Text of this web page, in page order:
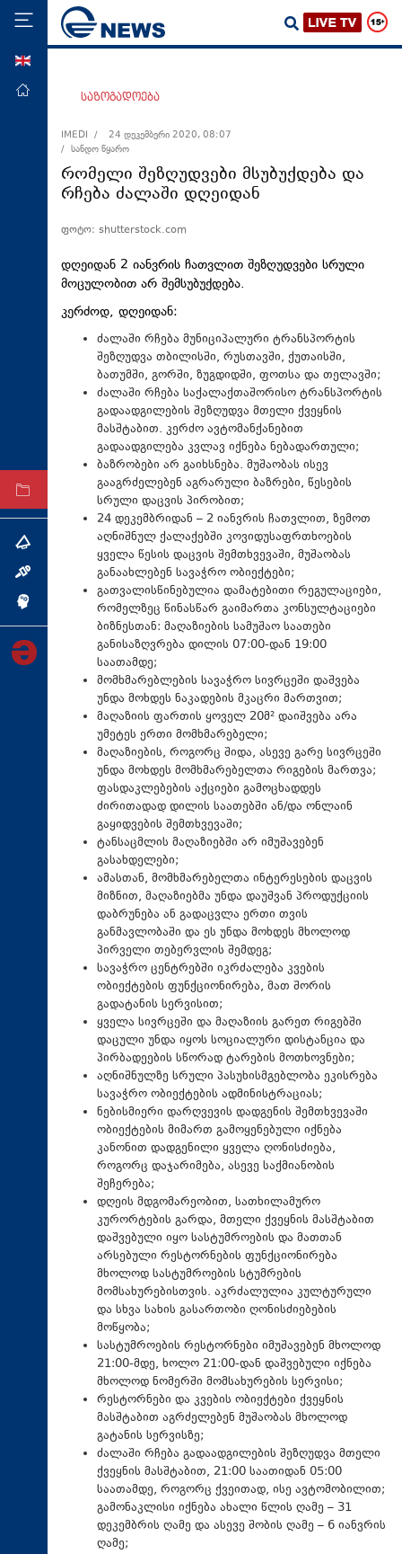
მთავარი
ეკონომიკა
მსოფლიო
სამართალი
ტექნოლოგიები
ტაბლოიდი
ინქვიზიცია
საზოგადოება
IMEDI /
24 დეკემბერი 2020, 08:07
/ სანდო წყარო
რომელი შეზღუდვები მსუბუქდება და
რჩება ძალაში დღეიდან
ფოტო: shutterstock.com
დღეიდან 2 იანვრის ჩათვლით შეზღუდვები სრული
მოცულობით არ შემსუბუქდება.
კერძოდ, დღეიდან:
ძალაში რჩება მუნიციპალური ტრანსპორტის
შეზღუდვა თბილისში, რუსთავში, ქუთაისში,
ბათუმში, გორში, ზუგდიდში, ფოთსა და თელავში;
ძალაში რჩება საქალაქთაშორისო ტრანსპორტის
გადაადგილების შეზღუდვა მთელი ქვეყნის
მასშტაბით. კერძო ავტომანქანებით
გადაადგილება კვლავ იქნება ნებადართული;
ბაზრობები არ გაიხსნება. მუშაობას ისევ
გააგრძელებენ აგრარული ბაზრები, წესების
სრული დაცვის პირობით;
24 დეკემბრიდან – 2 იანვრის ჩათვლით, ზემოთ
აღნიშნულ ქალაქებში კოვიდუსაფრთხოების
ყველა წესის დაცვის შემთხვევაში, მუშაობას
განაახლებენ სავაჭრო ობიექტები;
გათვალისწინებულია დამატებითი რეგულაციები,
რომელზეც წინასწარ გაიმართა კონსულტაციები
ბიზნესთან: მაღაზიების სამუშაო საათები
განისაზღვრება დილის 07:00-დან 19:00
საათამდე;
მომხმარებლების სავაჭრო სივრცეში დაშვება
უნდა მოხდეს ნაკადების მკაცრი მართვით;
მაღაზიის ფართის ყოველ 20მ² დაიშვება არა
უმეტეს ერთი მომხმარებელი;
მაღაზიების, როგორც შიდა, ასევე გარე სივრცეში
უნდა მოხდეს მომხმარებელთა რიგების მართვა;
ფასდაკლებების აქციები გამოცხადდეს
ძირითადად დილის საათებში ან/და ონლაინ
გაყიდვების შემთხვევაში;
ტანსაცმლის მაღაზიებში არ იმუშავებენ
გასახდელები;
ამასთან, მომხმარებელთა ინტერესების დაცვის
მიზნით, მაღაზიებმა უნდა დაუშვან პროდუქციის
დაბრუნება ან გადაცვლა ერთი თვის
განმავლობაში და ეს უნდა მოხდეს მხოლოდ
პირველი თებერვლის შემდეგ;
სავაჭრო ცენტრებში იკრძალება კვების
ობიექტების ფუნქციონირება, მათ შორის
გადატანის სერვისით;
ყველა სივრცეში და მაღაზიის გარეთ რიგებში
დაცული უნდა იყოს სოციალური დისტანცია და
პირბადეების სწორად ტარების მოთხოვნები;
აღნიშნულზე სრული პასუხისმგებლობა ეკისრება
სავაჭრო ობიექტების ადმინისტრაციას;
ნებისმიერი დარღვევის დადგენის შემთხვევაში
ობიექტების მიმართ გამოყენებული იქნება
კანონით დადგენილი ყველა ღონისძიება,
როგორც დაჯარიმება, ასევე საქმიანობის
შეჩერება;
დღეის მდგომარეობით, სათხილამურო
კურორტების გარდა, მთელი ქვეყნის მასშტაბით
დაშვებული იყო სასტუმროების და მათთან
არსებული რესტორნების ფუნქციონირება
მხოლოდ სასტუმროების სტუმრების
მომსახურებისთვის. აკრძალულია კულტურული
და სხვა სახის გასართობი ღონისძიებების
მოწყობა;
სასტუმროების რესტორნები იმუშავებენ მხოლოდ
21:00-მდე, ხოლო 21:00-დან დაშვებული იქნება
მხოლოდ ნომერში მომსახურების სერვისი;
რესტორნები და კვების ობიექტები ქვეყნის
მასშტაბით აგრძელებენ მუშაობას მხოლოდ
გატანის სერვისზე;
ძალაში რჩება გადაადგილების შეზღუდვა მთელი
ქვეყნის მასშტაბით, 21:00 საათიდან 05:00
საათამდე, როგორც ქვეითად, ისე ავტომობილით;
გამონაკლისი იქნება ახალი წლის ღამე – 31
დეკემბრის ღამე და ასევე შობის ღამე – 6 იანვრის
ღამე;